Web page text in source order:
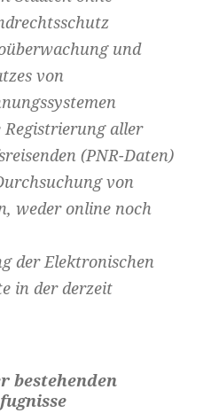
und
von
Registrierung aller
(PNR-Daten)
von
, weder online noch
derElektronischen
in der derzeit
bestehenden